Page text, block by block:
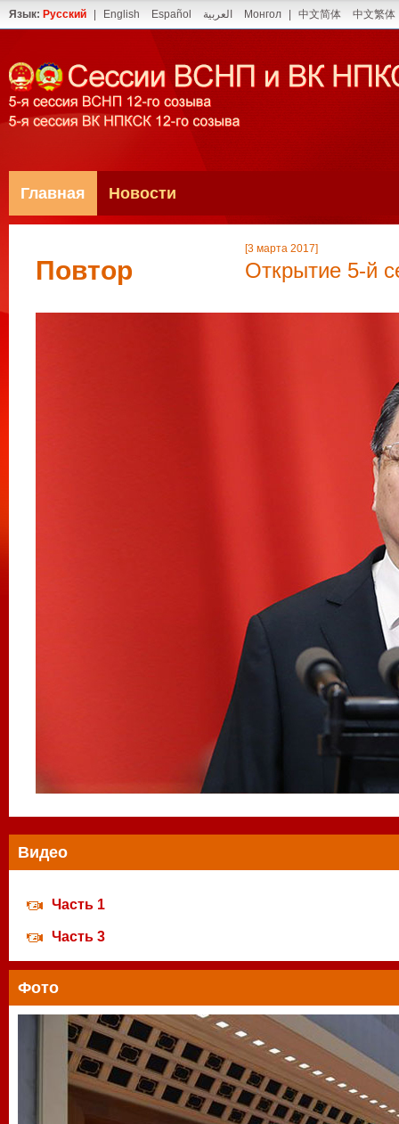
Язык: Русский English Español العربية Монгол 中文简体 中文繁体
Главная Новости
Повтор
[3 марта 2017]
Открытие 5-й
Видео
Часть 1
Часть 3
Фото